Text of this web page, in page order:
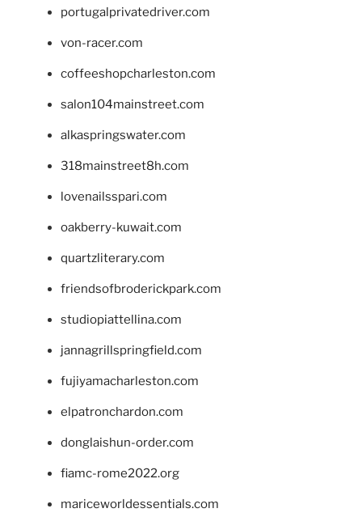
portugalprivatedriver.com
von-racer.com
coffeeshopcharleston.com
salon104mainstreet.com
alkaspringswater.com
318mainstreet8h.com
lovenailsspari.com
oakberry-kuwait.com
quartzliterary.com
friendsofbroderickpark.com
studiopiattellina.com
jannagrillspringfield.com
fujiyamacharleston.com
elpatronchardon.com
donglaishun-order.com
fiamc-rome2022.org
mariceworldessentials.com